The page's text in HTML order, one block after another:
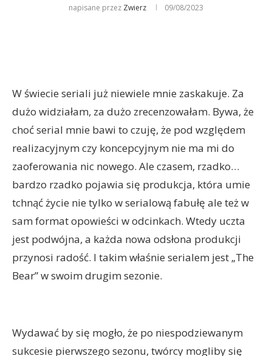
napisane przez Zwierz 09/08/2023
W świecie seriali już niewiele mnie zaskakuje. Za
dużo widziałam, za dużo zrecenzowałam. Bywa, że
choć serial mnie bawi to czuję, że pod względem
realizacyjnym czy koncepcyjnym nie ma mi do
zaoferowania nic nowego. Ale czasem, rzadko…
bardzo rzadko pojawia się produkcja, która umie
tchnąć życie nie tylko w serialową fabułę ale też w
sam format opowieści w odcinkach. Wtedy uczta
jest podwójna, a każda nowa odsłona produkcji
przynosi radość. I takim właśnie serialem jest „The
Bear” w swoim drugim sezonie.
Wydawać by się mogło, że po niespodziewanym
sukcesie pierwszego sezonu, twórcy mogliby się